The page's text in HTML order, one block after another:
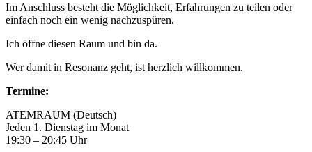
Im Anschluss besteht die Möglichkeit, Erfahrungen zu teilen oder
einfach noch ein wenig nachzuspüren.
Ich öffne diesen Raum und bin da.
Wer damit in Resonanz geht, ist herzlich willkommen.
Termine:
ATEMRAUM (Deutsch)
Jeden 1. Dienstag im Monat
19:30 – 20:45 Uhr